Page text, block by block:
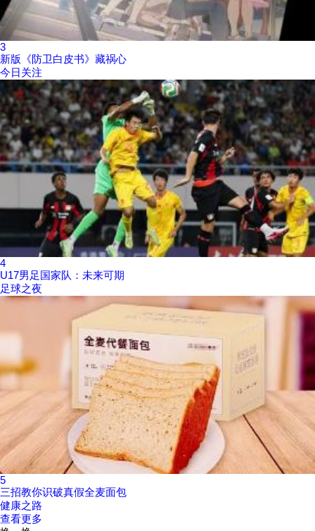
3
新版《防卫白皮书》藏祸心
今日关注
4
U17男足国家队：未来可期
足球之夜
5
三招教你识破真假全麦面包
健康之路
查看更多